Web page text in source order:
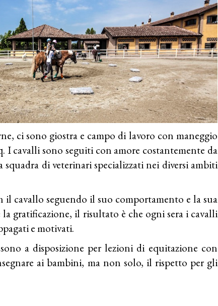
ci sono giostra e campo di lavoro con maneggio
I cavalli sono seguiti con amore costantemente da
squadra di veterinari specializzati nei diversi ambiti
cavallo seguendo il suo comportamento e la sua
gratificazione, il risultato è che ogni sera i cavalli
e motivati.
a disposizione per lezioni di equitazione con
ai bambini, ma non solo, il rispetto per gli